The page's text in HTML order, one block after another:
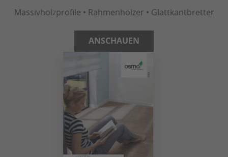
Massivholzprofile • Rahmenhölzer • Glattkantbretter
ANSCHAUEN